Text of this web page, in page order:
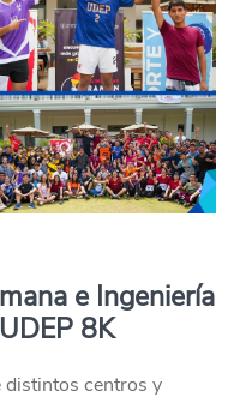
e Ingeniería
8K
distintos centros y